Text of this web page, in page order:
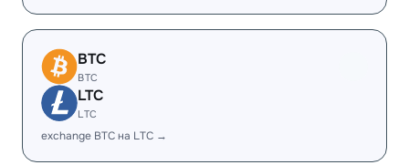
BTC
BTC
LTC
LTC
exchange BTC на LTC →